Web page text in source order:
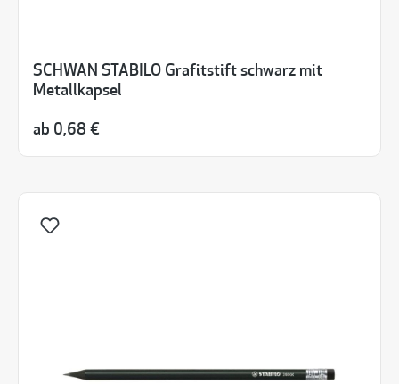
SCHWAN STABILO Grafitstift schwarz mit
Metallkapsel
ab 0,68 €